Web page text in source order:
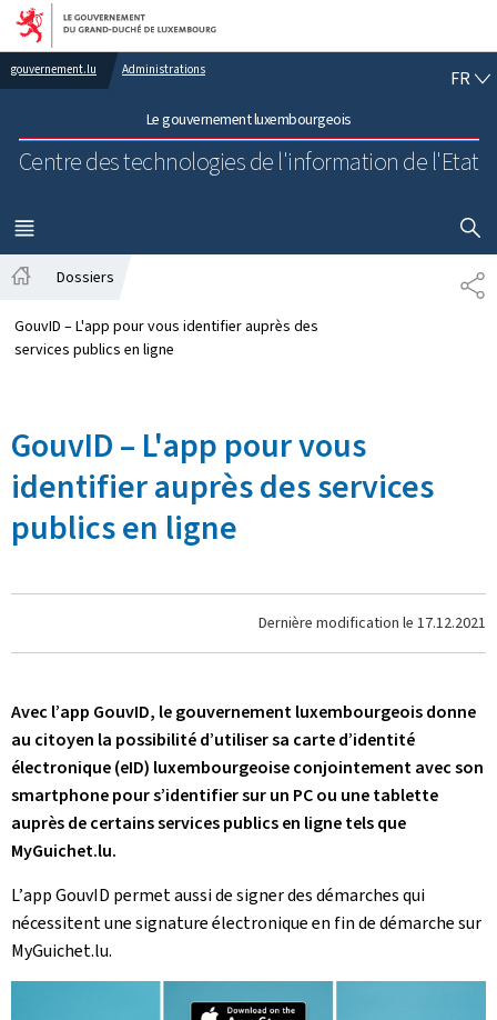
Aller au menu principal
Aller au contenu
gouvernement.lu Administrations
Le gouvernement luxembourgeois
Centre des technologies de l'information de l'Etat
FR
MENU
PRINCIPAL
Dossiers
GouvID – L'app pour vous identifier auprès des
services publics en ligne
GouvID – L'app pour vous
identifier auprès des services
publics en ligne
Dernière modification le 17.12.2021
Avec l’app GouvID, le gouvernement luxembourgeois donne
au citoyen la possibilité d’utiliser sa carte d’identité
électronique (eID) luxembourgeoise conjointement avec son
smartphonepour s’identifier sur un PC ou une tablette
auprès de certains services publics en ligne tels que
MyGuichet.lu.
L’appGouvID permet aussi de signer des démarches qui
nécessitent une signature électronique en fin de démarche sur
MyGuichet.lu.